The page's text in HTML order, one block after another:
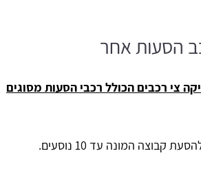
הסעות אחר
צי רכבים הכולל רכבי הסעות מסוגים
קבוצה המונה עד 10 נוסעים.